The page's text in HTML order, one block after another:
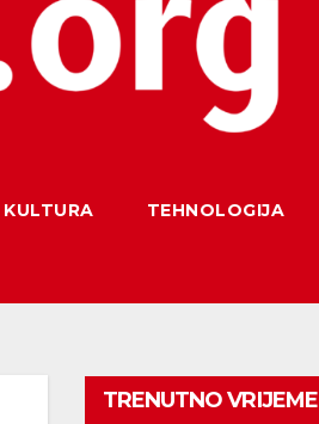
KULTURA TEHNOLOGIJA
TRENUTNO VRIJEME